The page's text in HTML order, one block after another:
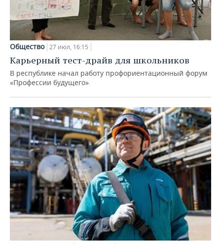
Общество 27 июл, 16:15
Карьерный тест-драйв для школьников
В республике начал работу профориентационный форум
«Профессии будущего»